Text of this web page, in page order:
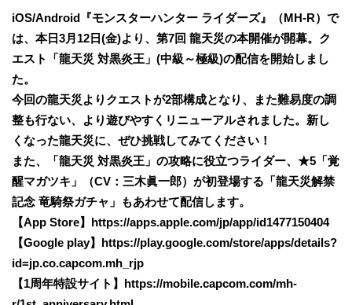
iOS/Android『モンスターハンター ライダーズ』（MH-R）で
は、本日3月12日(金)より、第7回 龍天災の本開催が開幕。ク
エスト「龍天災 対黒炎王」(中級～極級)の配信を開始しまし
た。
今回の龍天災よりクエストが2部構成となり、また難易度の調
整も行ない、より遊びやすくリニューアルされました。新し
くなった龍天災に、ぜひ挑戦してみてください！
また、「龍天災 対黒炎王」の攻略に役立つライダー、★5「覚
醒マガツキ」（CV：三木眞一郎）が初登場する「龍天災解禁
記念 竜騎祭ガチャ」もあわせて配信します。
【App Store】https://apps.apple.com/jp/app/id1477150404
【Google play】https://play.google.com/store/apps/details?
id=jp.co.capcom.mh_rjp
【1周年特設サイト】https://mobile.capcom.com/mh-